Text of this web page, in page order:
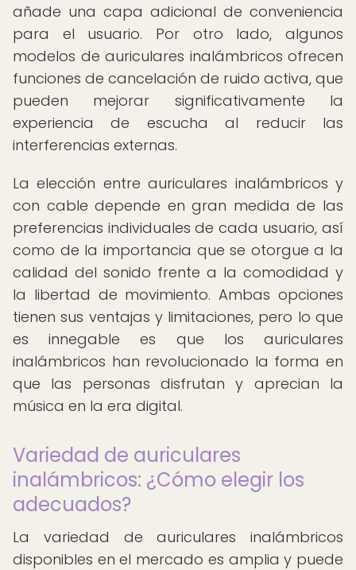
añade una capa adicional de conveniencia
para el usuario. Por otro lado, algunos
modelos de auriculares inalámbricos ofrecen
funciones de cancelación de ruido activa, que
pueden mejorar significativamente la
experiencia de escucha al reducir las
interferencias externas.
La elección entre auriculares inalámbricos y
con cable depende en gran medida de las
preferencias individuales de cada usuario, así
como de la importancia que se otorgue a la
calidad del sonido frente a la comodidad y
la libertad de movimiento. Ambas opciones
tienen sus ventajas y limitaciones, pero lo que
es innegable es que los auriculares
inalámbricos han revolucionado la forma en
que las personas disfrutan y aprecian la
música en la era digital.
Variedad de auriculares
inalámbricos: ¿Cómo elegir los
adecuados?
La variedad de auriculares inalámbricos
disponibles en el mercado es amplia y puede